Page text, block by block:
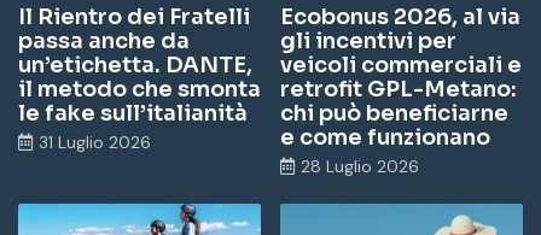
Il Rientro dei Fratelli
passa anche da
un’etichetta. DANTE,
il metodo che smonta
le fake sull’italianità
31 Luglio 2026
Ecobonus 2026, al via
gli incentivi per
veicoli commerciali e
retrofit GPL-Metano:
chi può beneficiarne
e come funzionano
28 Luglio 2026